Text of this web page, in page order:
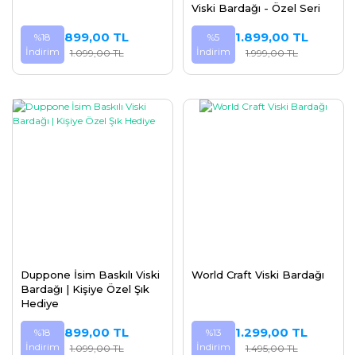
%18
İndirim
899,00 TL
1.099,00 TL
Viski Bardağı - Özel Seri
%5
İndirim
1.899,00 TL
1.999,00 TL
Duppone İsim Baskılı Viski
Bardağı | Kişiye Özel Şık
Hediye
%18
İndirim
899,00 TL
1.099,00 TL
World Craft Viski Bardağı
%13
İndirim
1.299,00 TL
1.495,00 TL